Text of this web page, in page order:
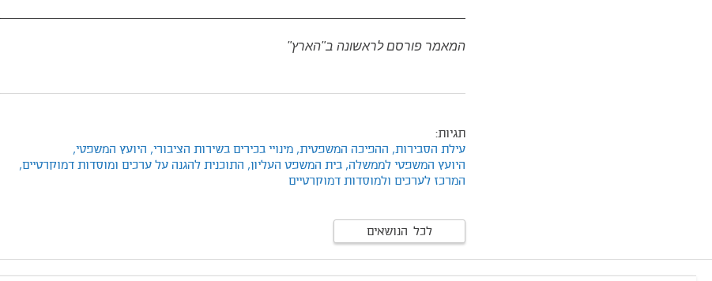
המאמר פורסם לראשונה ב"הארץ"
תגיות:
עילת הסבירות, ההפיכה המשפטית, מינויי בכירים בשירות הציבורי, היועץ המשפטי,
היועץ המשפטי לממשלה, בית המשפט העליון, התוכנית להגנה על ערכים ומוסדות דמוקרטיים,
המרכז לערכים ולמוסדות דמוקרטיים
לכל הנושאים